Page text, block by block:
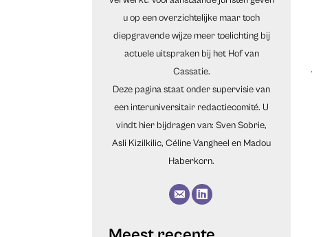
u op een overzichtelijke maar toch
diepgravende wijze meer toelichting bij
actuele uitspraken bij het Hof van
Cassatie.
Deze pagina staat onder supervisie van
een interuniversitair redactiecomité. U
vindt hier bijdragen van: Sven Sobrie,
Asli Kizilkilic, Céline Vangheel en Madou
Haberkorn.